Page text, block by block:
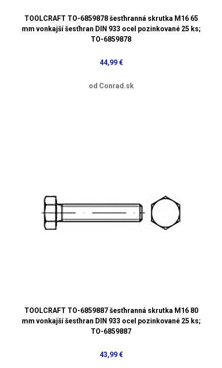
TOOLCRAFT TO-6859878 šesťhranná skrutka M16 65
mm vonkajší šesťhran DIN 933 ocel pozinkované 25 ks;
TO-6859878
44,99 €
od Conrad.sk
TOOLCRAFT TO-6859887 šesťhranná skrutka M16 80
mm vonkajší šesťhran DIN 933 ocel pozinkované 25 ks;
TO-6859887
43,99 €